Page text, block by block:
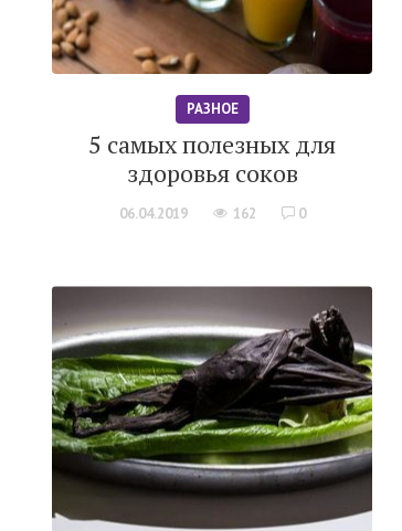
РАЗНОЕ
5 самых полезных для
здоровья соков
06.04.2019 162 0